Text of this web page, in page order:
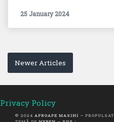
25 January 2024
Newer Articles
Privacy Policy
© 2024 APROAPE MASINI —